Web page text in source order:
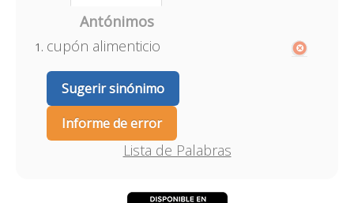
Antónimos
cupón alimenticio
Sugerir sinónimo
Informe de error
Lista de Palabras